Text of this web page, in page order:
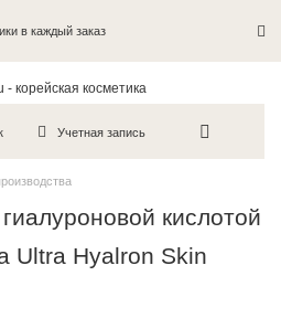
в каждый заказ
Учетная запись
кислотой
Ultra Hyalron Skin